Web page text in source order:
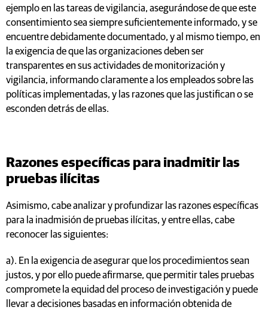
ejemplo en las tareas de vigilancia, asegurándose de que este
consentimiento sea siempre suficientemente informado, y se
encuentre debidamente documentado, y al mismo tiempo, en
la exigencia de que las organizaciones deben ser
transparentes en sus actividades de monitorización y
vigilancia, informando claramente a los empleados sobre las
políticas implementadas, y las razones que las justifican o se
esconden detrás de ellas.
Razones específicas para inadmitir las
pruebas ilícitas
Asimismo, cabe analizar y profundizar las razones específicas
para la inadmisión de pruebas ilícitas, y entre ellas, cabe
reconocer las siguientes:
a). En la exigencia de asegurar que los procedimientos sean
justos, y por ello puede afirmarse, que permitir tales pruebas
compromete la equidad del proceso de investigación y puede
llevar a decisiones basadas en información obtenida de